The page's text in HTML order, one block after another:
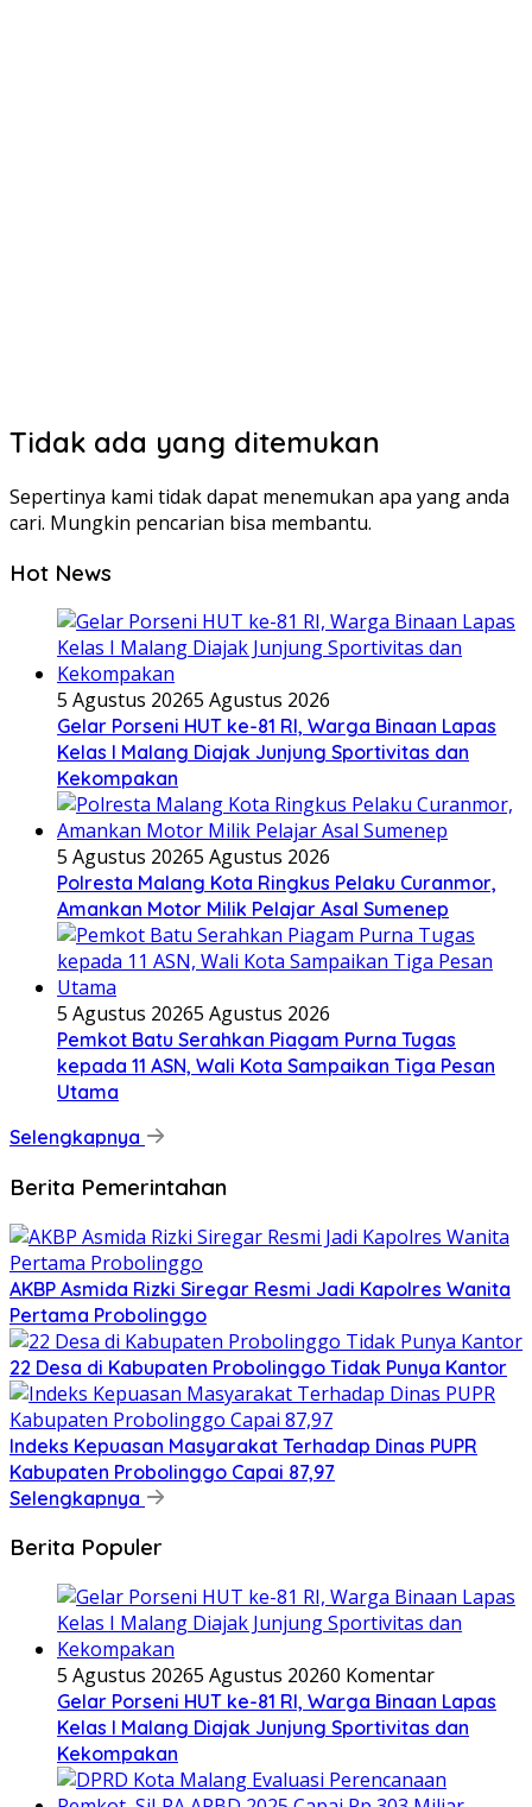
Tidak ada yang ditemukan
Sepertinya kami tidak dapat menemukan apa yang anda
cari. Mungkin pencarian bisa membantu.
Hot News
5 Agustus 20265 Agustus 2026
Gelar Porseni HUT ke-81 RI, Warga Binaan Lapas
Kelas I Malang Diajak Junjung Sportivitas dan
Kekompakan
5 Agustus 20265 Agustus 2026
Polresta Malang Kota Ringkus Pelaku Curanmor,
Amankan Motor Milik Pelajar Asal Sumenep
5 Agustus 20265 Agustus 2026
Pemkot Batu Serahkan Piagam Purna Tugas
kepada 11 ASN, Wali Kota Sampaikan Tiga Pesan
Utama
Selengkapnya
Berita Pemerintahan
AKBP Asmida Rizki Siregar Resmi Jadi Kapolres Wanita
Pertama Probolinggo
22 Desa di Kabupaten Probolinggo Tidak Punya Kantor
Indeks Kepuasan Masyarakat Terhadap Dinas PUPR
Kabupaten Probolinggo Capai 87,97
Selengkapnya
Berita Populer
5 Agustus 20265 Agustus 20260 Komentar
Gelar Porseni HUT ke-81 RI, Warga Binaan Lapas
Kelas I Malang Diajak Junjung Sportivitas dan
Kekompakan